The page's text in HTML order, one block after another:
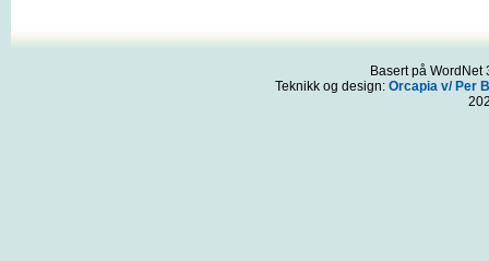
Basert på WordNet
Teknikk og design: Orcapia v/ Per